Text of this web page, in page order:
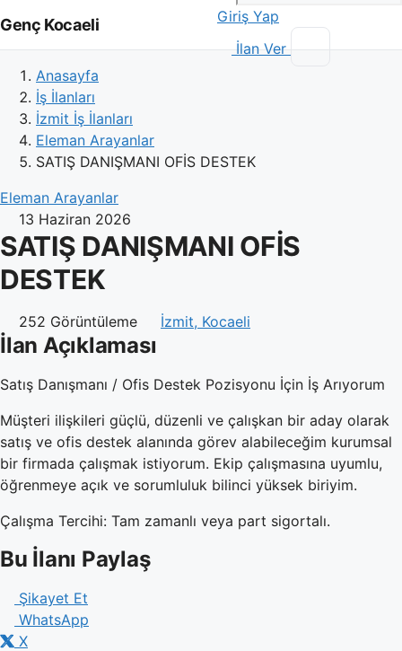
Genç Kocaeli
Giriş Yap
İlan Ver
Anasayfa
İş İlanları
İzmit İş İlanları
Eleman Arayanlar
SATIŞ DANIŞMANI OFİS DESTEK
Eleman Arayanlar
13 Haziran 2026
SATIŞ DANIŞMANI OFİS
DESTEK
252 Görüntüleme İzmit, Kocaeli
İlan Açıklaması
Satış Danışmanı / Ofis Destek Pozisyonu İçin İş Arıyorum
Müşteri ilişkileri güçlü, düzenli ve çalışkan bir aday olarak
satış ve ofis destek alanında görev alabileceğim kurumsal
bir firmada çalışmak istiyorum. Ekip çalışmasına uyumlu,
öğrenmeye açık ve sorumluluk bilinci yüksek biriyim.
Çalışma Tercihi: Tam zamanlı veya part sigortalı.
Bu İlanı Paylaş
Şikayet Et
WhatsApp
X